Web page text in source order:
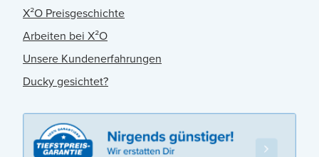
X²O Preisgeschichte
Arbeiten bei X²O
Unsere Kundenerfahrungen
Ducky gesichtet?